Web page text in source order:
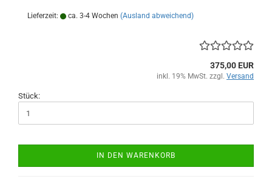
Lieferzeit: ca. 3-4 Wochen (Ausland abweichend)
375,00 EUR
inkl. 19% MwSt. zzgl. Versand
Stück:
IN DEN WARENKORB